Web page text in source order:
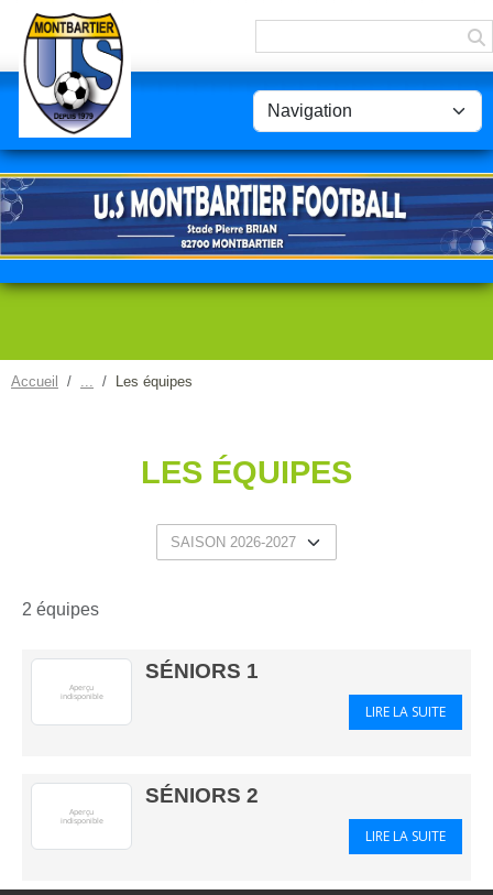
Accueil Les équipes
LES ÉQUIPES
2 équipes
SÉNIORS 1
LIRE LA SUITE
SÉNIORS 2
LIRE LA SUITE
Panneau de gestion des cookies